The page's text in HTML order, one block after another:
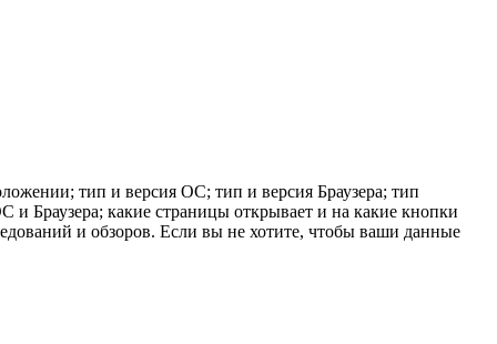
тип и версия ОС; тип и версия Браузера; тип
и Браузера; какие страницы открывает и на какие кнопки
и обзоров. Если вы не хотите, чтобы ваши данные